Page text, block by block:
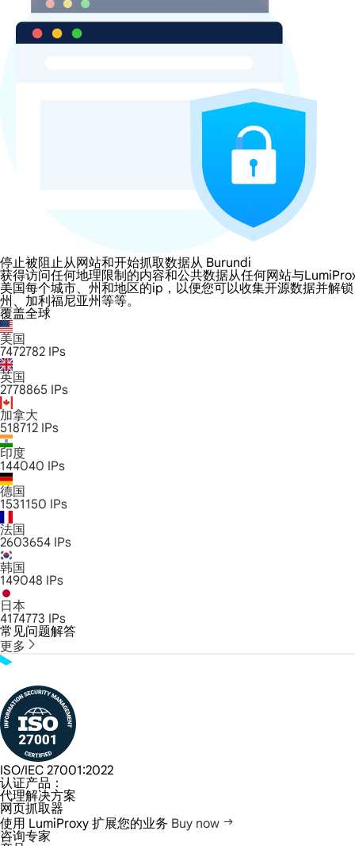
停止被阻止从网站和开始抓取数据从 Burundi
获得访问任何地理限制的内容和公共数据从任何网站与
美国每个城市、州和地区的ip，以便您可以收集开源数据并解
州、加利福尼亚州等等。
覆盖全球
美国
7472782 IPs
英国
2778865 IPs
加拿大
518712 IPs
印度
144040 IPs
德国
1531150 IPs
法国
2603654 IPs
韩国
149048 IPs
日本
4174773 IPs
常见问题解答
更多
ISO/IEC 27001:2022
认证产品：
代理解决方案
网页抓取器
使用 LumiProxy 扩展您的业务 Buy now
咨询专家